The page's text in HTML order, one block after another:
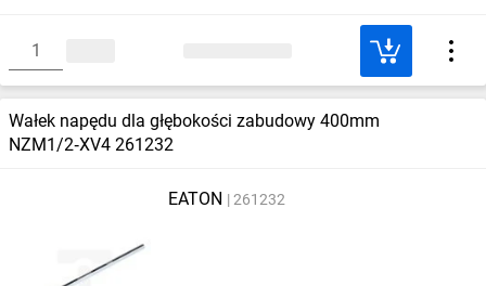
Wałek napędu dla głębokości zabudowy 400mm
NZM1/2‑XV4 261232
EATON 261232